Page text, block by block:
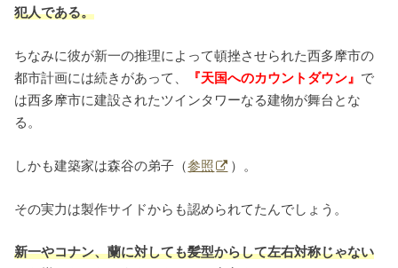
犯人である。
ちなみに彼が新一の推理によって頓挫させられた西多摩市の
都市計画には続きがあって、
『天国へのカウントダウン』 で
は西多摩市に建設されたツインタワーなる建物が舞台とな
る。
しかも建築家は森谷の弟子（参照 ）。
その実力は製作サイドからも認められてたんでしょう。
新一やコナン、蘭に対しても髪型からして左右対称じゃない